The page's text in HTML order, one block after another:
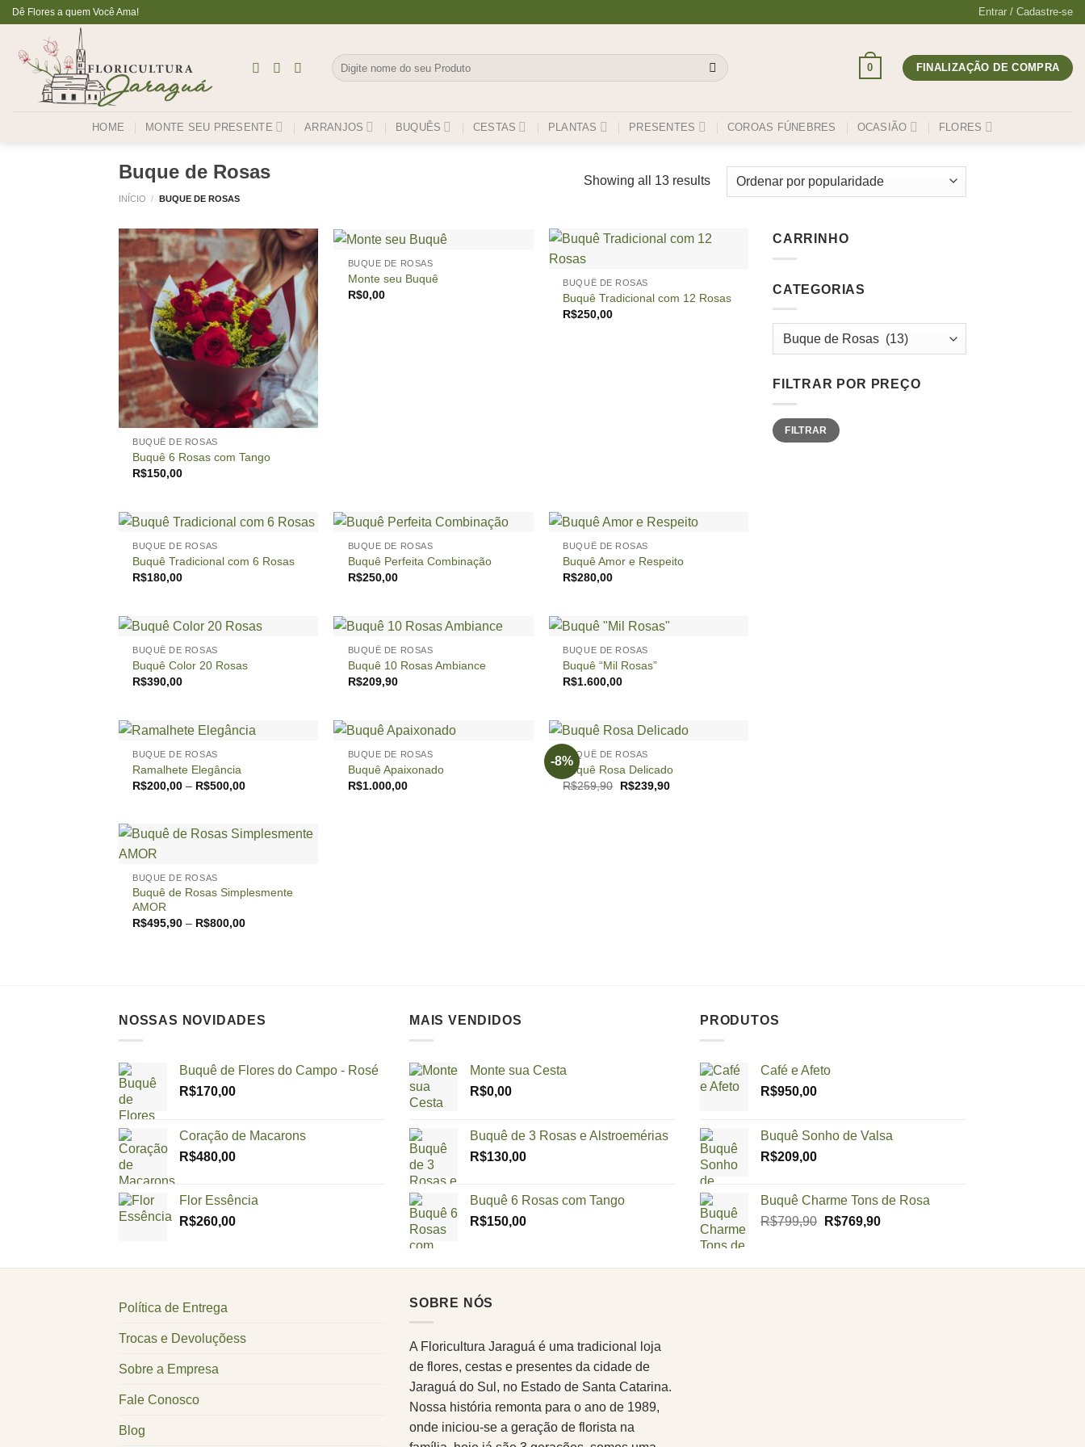
Skip
content
Dê Flores a quem Você Ama! Entrar / Cadastre-se
Pesquisar
por:
0 FINALIZAÇÃO DE COMPRA
HOME MONTE SEU PRESENTE ARRANJOS BUQUÊS CESTAS PLANTAS PRESENTES COROAS FÚNEBRES OCASIÃO FLORES
Buque de Rosas
INÍCIO / BUQUE DE ROSAS
Showing all 13 results
+
BUQUÊ DE ROSAS
Buquê 6 Rosas com Tango
R$150,00
+
BUQUE DE ROSAS
Monte seu Buquê
R$0,00
BUQUÊ DE ROSAS
Buquê Tradicional com 12 Rosas
R$250,00
+
BUQUE DE ROSAS
Buquê Tradicional com 6 Rosas
R$180,00
+
BUQUE DE ROSAS
Buquê Perfeita Combinação
R$250,00
+
BUQUÊ DE ROSAS
Buquê Amor e Respeito
R$280,00
+
BUQUÊ DE ROSAS
Buquê Color 20 Rosas
R$390,00
+
BUQUÊ DE ROSAS
Buquê 10 Rosas Ambiance
R$209,90
+
BUQUE DE ROSAS
Buquê “Mil Rosas”
R$1.600,00
+
BUQUE DE ROSAS
Ramalhete Elegância
R$200,00 – R$500,00Price
R$500,00
+
BUQUE DE ROSAS
Buquê Apaixonado
R$1.000,00
-8%
+
BUQUÊ DE ROSAS
Buquê Rosa Delicado
R$259,90
O
R$239,90O
+
BUQUE DE ROSAS
Buquê de Rosas Simplesmente
AMOR
R$495,90 – R$800,00Price
CARRINHO
CATEGORIAS
FILTRAR POR PREÇO
Preço
mínimo
Preço
máximo
FILTRAR
NOSSAS NOVIDADES
Buquê de Flores do Campo - Rosé
R$170,00
Coração de Macarons
R$480,00
Flor Essência
R$260,00
MAIS VENDIDOS
Monte sua Cesta
R$0,00
Buquê de 3 Rosas e Alstroemérias
R$130,00
Buquê 6 Rosas com Tango
R$150,00
PRODUTOS
Café e Afeto
R$950,00
Buquê Sonho de Valsa
R$209,00
Buquê Charme Tons de Rosa
R$799,90 O
era:
R$769,90O
é:
Política de Entrega
Trocas e Devoluçõess
Sobre a Empresa
Fale Conosco
Blog
SOBRE NÓS
A Floricultura Jaraguá é uma tradicional loja
de flores, cestas e presentes da cidade de
Jaraguá do Sul, no Estado de Santa Catarina.
Nossa história remonta para o ano de 1989,
onde iniciou-se a geração de florista na